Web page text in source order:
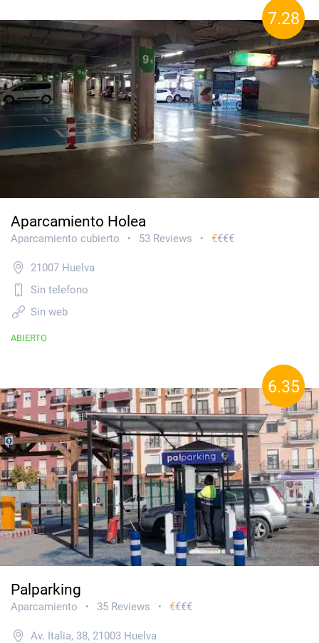
7.28
Aparcamiento Holea
Aparcamiento cubierto • 53 Reviews • €€€€
21007 Huelva
Sin telefono
Sin web
ABIERTO
6.35
Palparking
Aparcamiento • 35 Reviews • €€€€
Av. Italia, 38, 21003 Huelva